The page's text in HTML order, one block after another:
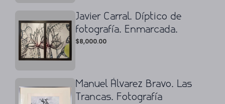
Javier Carral. Díptico de
fotografía. Enmarcada.
$8,000.00
Manuel Álvarez Bravo. Las
Trancas. Fotografía